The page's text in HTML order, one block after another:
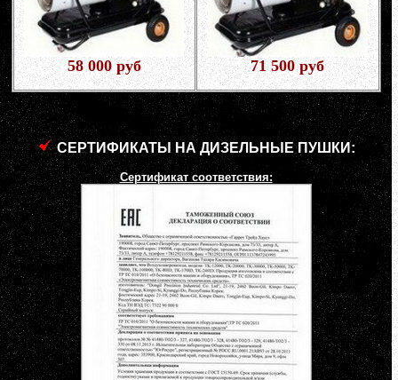
58 000 руб 71 500 руб
СЕРТИФИКАТЫ НА ДИЗЕЛЬНЫЕ ПУШКИ:
Сертификат соответствия: